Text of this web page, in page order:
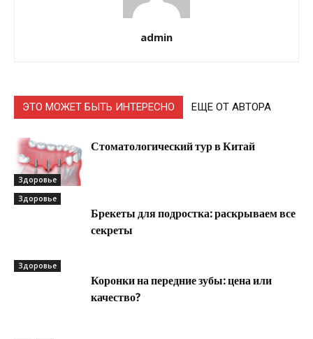
admin
ЭТО МОЖЕТ БЫТЬ ИНТЕРЕСНО ЕЩЕ ОТ АВТОРА
Здоровье
Стоматологический тур в Китай
Здоровье
Брекеты для подростка: раскрываем все
секреты
Здоровье
Коронки на передние зубы: цена или
качество?